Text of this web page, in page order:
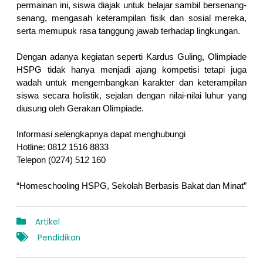
permainan ini, siswa diajak untuk belajar sambil bersenang-
senang, mengasah keterampilan fisik dan sosial mereka,
serta memupuk rasa tanggung jawab terhadap lingkungan.
Dengan adanya kegiatan seperti Kardus Guling, Olimpiade
HSPG tidak hanya menjadi ajang kompetisi tetapi juga
wadah untuk mengembangkan karakter dan keterampilan
siswa secara holistik, sejalan dengan nilai-nilai luhur yang
diusung oleh Gerakan Olimpiade.
Informasi selengkapnya dapat menghubungi
Hotline: 0812 1516 8833
Telepon (0274) 512 160
“Homeschooling HSPG, Sekolah Berbasis Bakat dan Minat”
Artikel
Pendidikan